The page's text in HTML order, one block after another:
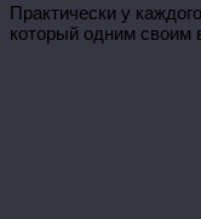
Практически у
который одним своим